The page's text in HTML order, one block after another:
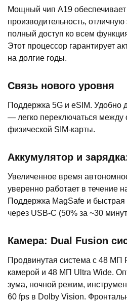
Мощный чип A19
производительность,
полный доступ ко всем
Этот процессор гарантирует
на долгие годы.
Связь нового уровня
Поддержка 5G и eSIM. Удобно
— легко переключаться между
физической SIM-карты.
Аккумулятор и
Увеличенное время
уверенно работает в течение
Поддержка MagSafe и быстрая
через USB-C (50% за ~30
Камера: Dual Fusion
Продвинутая система с 48 МП
камерой и 48 МП Ultra Wide.
зума, ночной режим,
60 fps в Dolby Vision.